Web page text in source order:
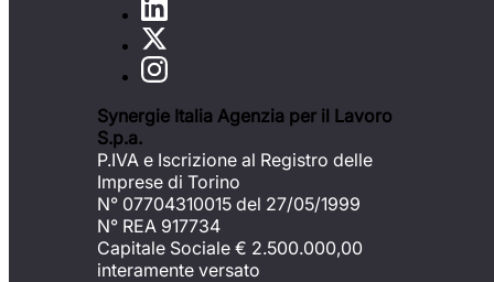
Synergie Italia Agenzia per il Lavoro
S.p.a.
P.IVA e Iscrizione al Registro delle
Imprese di Torino
N° 07704310015 del 27/05/1999
N° REA 917734
Capitale Sociale € 2.500.000,00
interamente versato